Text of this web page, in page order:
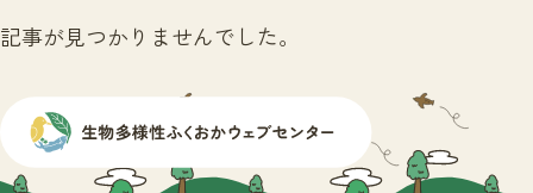
記事が見つかりませんでした。